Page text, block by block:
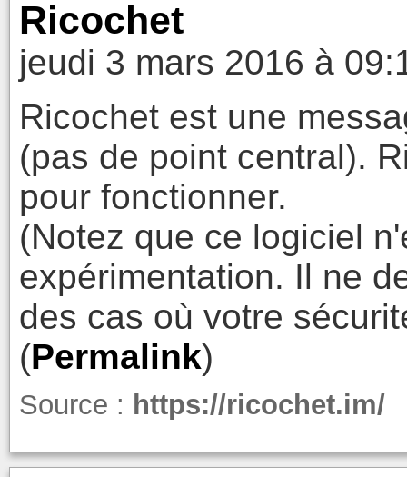
Ricochet
jeudi 3 mars 2016 à
Ricochet est une
(pas de point central).
pour fonctionner.
(Notez que ce logiciel
expérimentation. Il ne
des cas où votre
(Permalink)
Source : https://ricochet.im/